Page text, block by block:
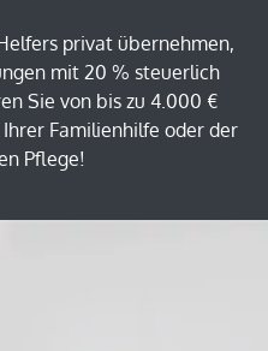
privat übernehmen,
mit 20 % steuerlich
Sie von bis zu 4.000 €
Familienhilfe oder der
Pflege!